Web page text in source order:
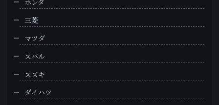
ホンダ
三菱
マツダ
スバル
スズキ
ダイハツ